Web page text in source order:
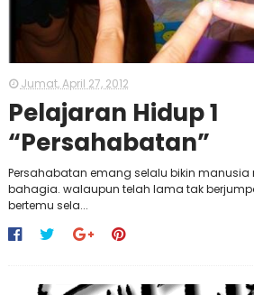
Jumat, April 27, 2012
Pelajaran Hidup 1
“Persahabatan”
Persahabatan emang selalu bikin
bahagia. walaupun telah lama tak
bertemu sela...